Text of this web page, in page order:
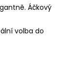
Áčkový
volba do